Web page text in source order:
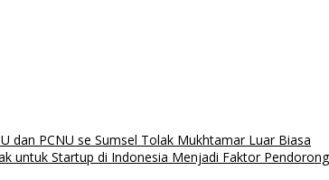
dan PCNU se Sumsel Tolak Mukhtamar Luar Biasa
untuk Startup di Indonesia Menjadi Faktor